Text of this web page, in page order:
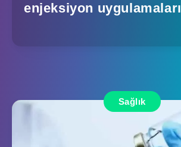
enjeksiyon uygulamaları
Sağlık